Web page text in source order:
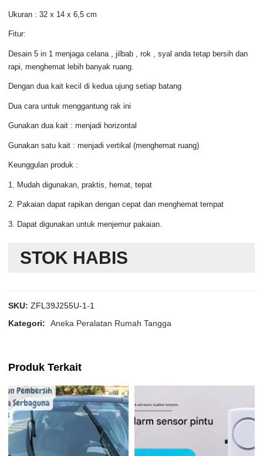
Ukuran : 32 x 14 x 6,5 cm
Fitur:
Desain 5 in 1 menjaga celana , jilbab , rok , syal anda tetap bersih dan
rapi, menghemat lebih banyak ruang.
Dengan dua kait kecil di kedua ujung setiap batang
Dua cara untuk menggantung rak ini
Gunakan dua kait : menjadi horizontal
Gunakan satu kait : menjadi vertikal (menghemat ruang)
Keunggulan produk :
1. Mudah digunakan, praktis, hemat, tepat
2. Pakaian dapat rapikan dengan cepat dan menghemat tempat
3. Dapat digunakan untuk menjemur pakaian.
STOK HABIS
SKU:ZFL39J255U-1-1
Kategori:
Aneka Peralatan Rumah Tangga
Produk Terkait